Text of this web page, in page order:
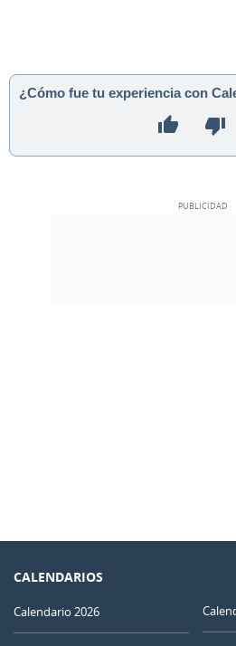
¿Cómo fue tu experiencia con
CALENDARIOS
Calendario 2026